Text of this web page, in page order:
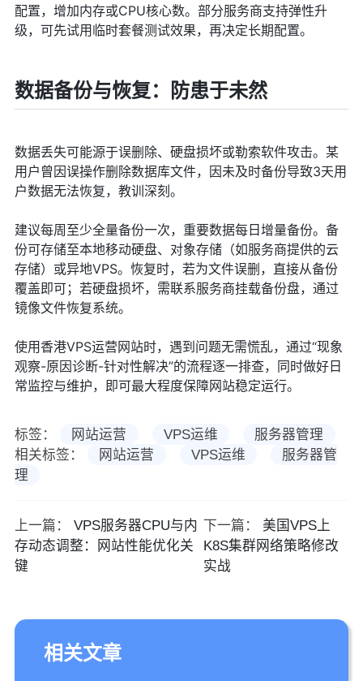
配置，增加内存或CPU核心数。部分服务商支持弹性升
级，可先试用临时套餐测试效果，再决定长期配置。
数据备份与恢复：防患于未然
数据丢失可能源于误删除、硬盘损坏或勒索软件攻击。某
用户曾因误操作删除数据库文件，因未及时备份导致3天用
户数据无法恢复，教训深刻。
建议每周至少全量备份一次，重要数据每日增量备份。备
份可存储至本地移动硬盘、对象存储（如服务商提供的云
存储）或异地VPS。恢复时，若为文件误删，直接从备份
覆盖即可；若硬盘损坏，需联系服务商挂载备份盘，通过
镜像文件恢复系统。
使用香港VPS运营网站时，遇到问题无需慌乱，通过“现象
观察-原因诊断-针对性解决”的流程逐一排查，同时做好日
常监控与维护，即可最大程度保障网站稳定运行。
标签： 网站运营 VPS运维
服务器管理
相关标签：
网站运营 VPS运维
服务器管
理
上一篇：
VPS服务器CPU与内
存动态调整：网站性能优化关
键
下一篇：
美国VPS上
K8S集群网络策略修改
实战
相关文章